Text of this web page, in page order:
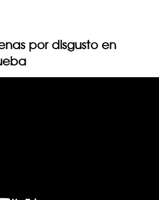
por disgusto en